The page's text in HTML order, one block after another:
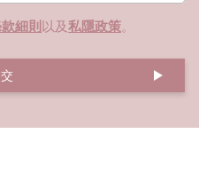
細則 以及私隱政策。